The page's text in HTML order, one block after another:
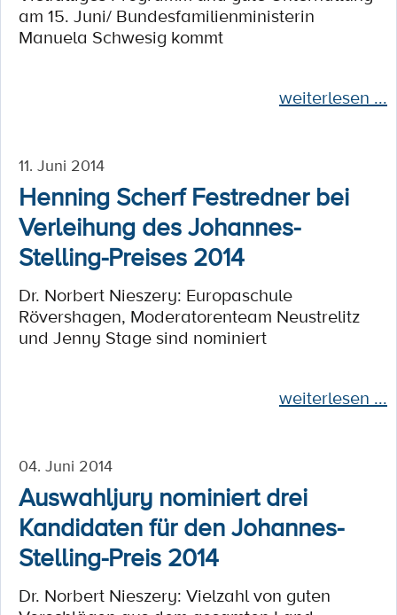
am 15. Juni/ Bundesfamilienministerin
Manuela Schwesig kommt
weiterlesen ...
11. Juni 2014
Henning Scherf Festredner bei
Verleihung des Johannes-
Stelling-Preises 2014
Dr. Norbert Nieszery: Europaschule
Rövershagen, Moderatorenteam Neustrelitz
und Jenny Stage sind nominiert
weiterlesen ...
04. Juni 2014
Auswahljury nominiert drei
Kandidaten für den Johannes-
Stelling-Preis 2014
Dr. Norbert Nieszery: Vielzahl von guten